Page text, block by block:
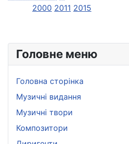
Головне меню
Головна сторінка
Музичні видання
Музичні твори
Композитори
2000 2011 2015